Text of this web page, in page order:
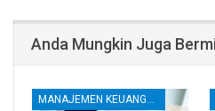
Anda Mungkin Juga
MANAJEMEN KEUANGAN